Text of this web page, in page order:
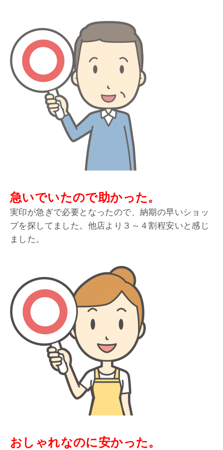
急いでいたので助かった。
実印が急ぎで必要となったので、納期の早いショッ
プを探してました。他店より３～４割程安いと感じ
ました。
おしゃれなのに安かった。